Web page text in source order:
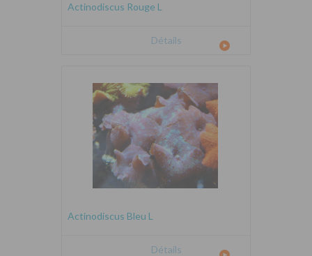
Actinodiscus Rouge L
Détails
Actinodiscus Bleu L
Détails